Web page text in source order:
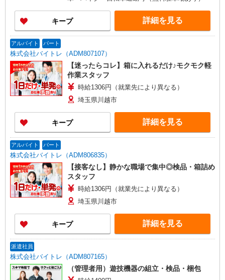
キープ 詳細を見る
アルバイト パート
株式会社バイトレ（ADM807107）
【迷ったらコレ】箱に入れるだけ♪モクモク軽
作業スタッフ
時給1306円（就業先により異なる）
埼玉県川越市
キープ 詳細を見る
アルバイト パート
株式会社バイトレ（ADM806835）
【接客なし】静かな職場で集中◎検品・箱詰め
スタッフ
時給1306円（就業先により異なる）
埼玉県川越市
キープ 詳細を見る
派遣社員
株式会社バイトレ（ADM807165）
（管理者用）遊技機器の組立・検品・梱包